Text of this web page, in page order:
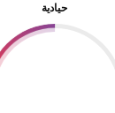
حيادية